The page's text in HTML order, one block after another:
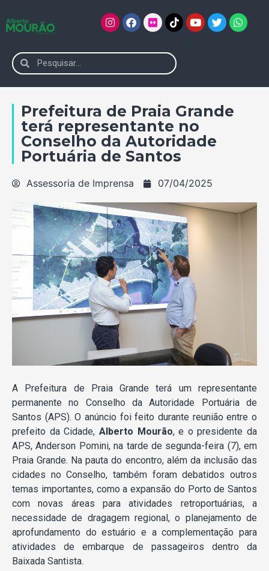
Prefeitura de Praia Grande
terá representante no
Conselho da Autoridade
Portuária de Santos
Assessoria de Imprensa 07/04/2025
A Prefeitura de Praia Grande terá um representante
permanente no Conselho da Autoridade Portuária de
Santos (APS). O anúncio foi feito durante reunião entre o
prefeito da Cidade, Alberto Mourão, e o presidente da
APS, Anderson Pomini, na tarde de segunda-feira (7), em
Praia Grande. Na pauta do encontro, além da inclusão das
cidades no Conselho, também foram debatidos outros
temas importantes, como a expansão do Porto de Santos
com novas áreas para atividades retroportuárias, a
necessidade de dragagem regional, o planejamento de
aprofundamento do estuário e a complementação para
atividades de embarque de passageiros dentro da
Baixada Santista.